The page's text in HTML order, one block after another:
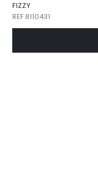
FIZZY
REF.8110431